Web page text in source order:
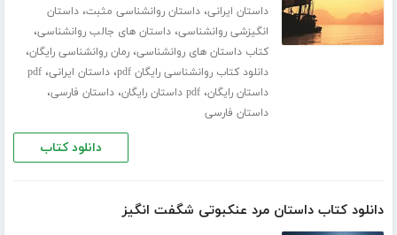
داستان ایرانی،داستان روانشناسی مثبت،داستان
انگیزشی روانشناسی،داستان های جالب روانشناسی،
کتاب داستان های روانشناسی،رمان روانشناسی رایگان،
دانلود کتاب روانشناسی رایگان pdf ،داستان ایرانی،pdf
داستان رایگان،pdf داستان رایگان ،داستان فارسی،
داستان فارسی
دانلود کتاب
دانلود کتاب داستان مرد عنکبوتی شگفت انگیز